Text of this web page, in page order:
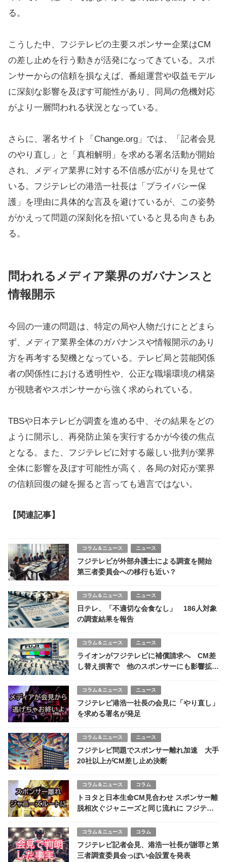
る。
こうした中、フジテレビの主要スポンサー企業はCM
の差し止めを行う動きが活発になってきている。スポ
ンサーからの信頼を損なえば、番組運営や収益モデル
に深刻な影響を及ぼす可能性があり、同局の危機対応
がより一層問われる状況となっている。
さらに、署名サイト「Change.org」では、「記者会見
のやり直し」と「真相解明」を求める署名活動が開始
され、メディア業界に対する不信感が広がりを見せて
いる。フジテレビの港浩一社長は「プライバシー保
護」を理由に具体的な言及を避けているが、この姿勢
がかえって問題の深刻化を招いていると見る向きもあ
る。
問われるメディア業界のガバナンスと
情報開示
今回の一連の問題は、特定の局や人物だけにとどまら
ず、メディア業界全体のガバナンスや情報開示のあり
方を再考する契機となっている。テレビ局と芸能関係
者の関係性における透明性や、公正な職場環境の構築
が視聴者やスポンサーから強く求められている。
TBSや日本テレビが調査を進める中、その結果をどの
ように開示し、再発防止策を実行するかが今後の焦点
となる。また、フジテレビに対する厳しい批判が業界
全体に影響を及ぼす可能性が高く、各局の対応が業界
の信頼回復の鍵を握ると言っても過言ではない。
【関連記事】
コラム＆ニュース ニュース
フジテレビが外部弁護士による調査を開始
第三者委員会への移行も近い？
コラム＆ニュース ニュース
日テレ、「不適切な会食なし」 186人対象
の調査結果を報告
コラム＆ニュース ニュース
ライオンがフジテレビに補償請求へ CM差
し替え損害で 他のスポンサーにも影響拡大
コラム＆ニュース ニュース
フジテレビ港浩一社長の会見に「やり直し」
を求める署名が発足
コラム＆ニュース ニュース
フジテレビ問題でスポンサー離れ加速 大手
20社以上がCM差し止め決断
コラム＆ニュース コラム
トヨタと日本生命CM見合わせ スポンサー離
脱相次ぐジャニーズと同じ流れに フジテレ
コラム＆ニュース コラム
フジテレビ記者会見、港浩一社長が謝罪と第
三者調査委員会っぽい会設置を発表